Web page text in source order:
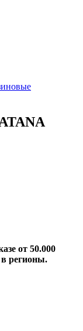
от 50.000
в регионы.